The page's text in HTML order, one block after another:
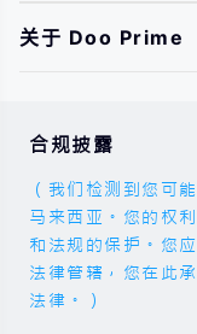
关于 Doo Prime
合规披露
（我们检测到您可
马来西亚。您的权
和法规的保护。
法律管辖，您在
法律。）